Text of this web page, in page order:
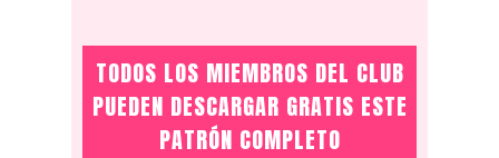
TODOS LOS MIEMBROS DEL CLUB
PUEDEN DESCARGAR GRATIS ESTE
PATRÓN COMPLETO